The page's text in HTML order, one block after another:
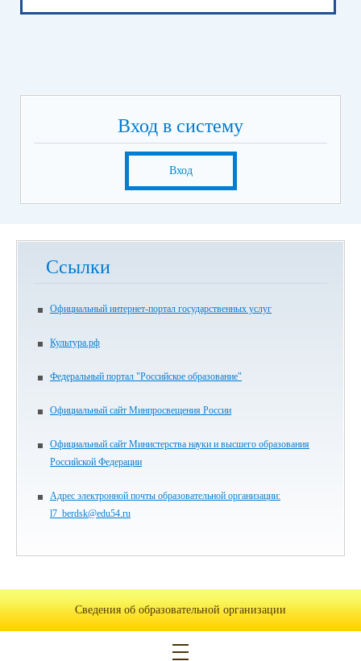
Вход в систему
Вход
Ссылки
Официальный интернет-портал государственных услуг
Культура.рф
Федеральный портал "Российское образование"
Официальный сайт Минпросвещения России
Официальный сайт Министерства науки и высшего образования
Российской Федерации
Адрес электронной почты образовательной организации:
l7_berdsk@edu54.ru
Сведения об образовательной организации